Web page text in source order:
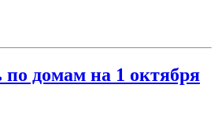
по домам на 1 октября